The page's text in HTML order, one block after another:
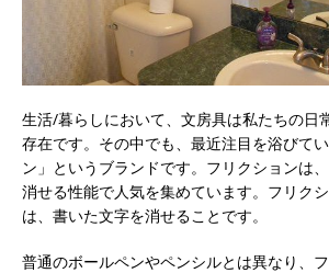
生活/暮らしにおいて、文房具は私たちの日
存在です。 その中でも、最近注目を浴びて
ン」というブランドです。フリクションは
消せる性能で人気を集めています。フリク
は、書いた文字を消せることです。
普通のボールペンやペンシルとは異なり、